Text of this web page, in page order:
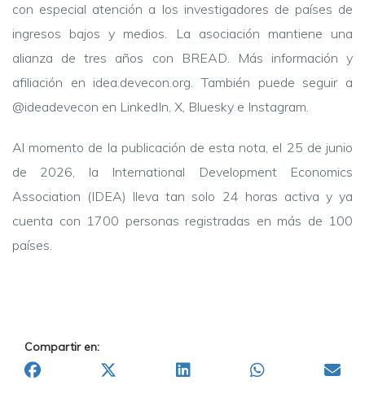
con especial atención a los investigadores de países de
ingresos bajos y medios. La asociación mantiene una
alianza de tres años con BREAD. Más información y
afiliación en idea.devecon.org. También puede seguir a
@ideadevecon en LinkedIn, X, Bluesky e Instagram.
Al momento de la publicación de esta nota, el 25 de junio
de 2026, la International Development Economics
Association (IDEA) lleva tan solo 24 horas activa y ya
cuenta con 1700 personas registradas en más de 100
países.
Compartir en: